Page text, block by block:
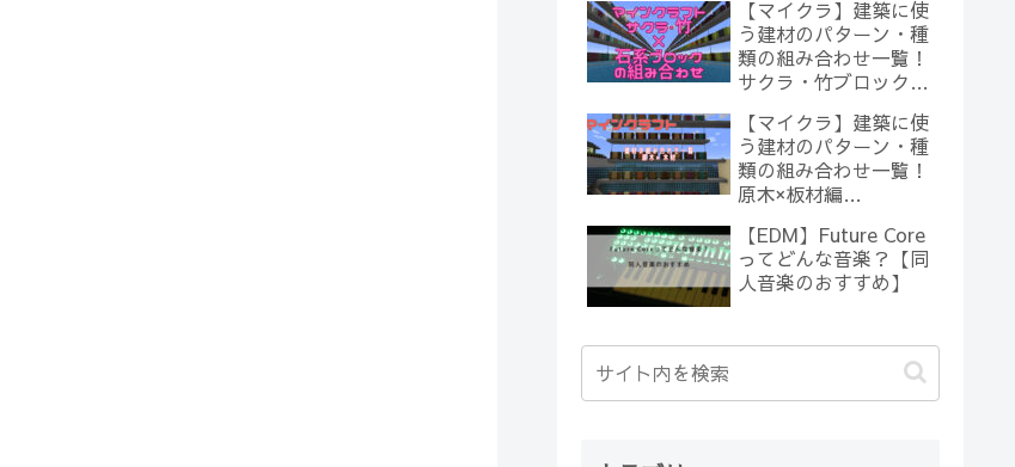
【マイクラ】建築に使
う建材のパターン・種
類の組み合わせ一覧！
サクラ・竹ブロック×
【Minecraft】
【マイクラ】建築に使
う建材のパターン・種
類の組み合わせ一覧！
原木×板材編
【EDM】Future Core
ってどんな音楽？【同
人音楽のおすすめ】